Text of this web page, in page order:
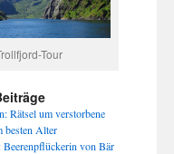
Tour
Rätsel um verstorbene
besten Alter
Beerenpflückerin von Bär